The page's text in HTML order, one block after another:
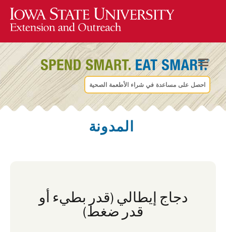
احصل على مساعدة في شراء الأطعمة الصحية
المدونة
دجاج إيطالي (قدر بطيء أو
قدر ضغط)